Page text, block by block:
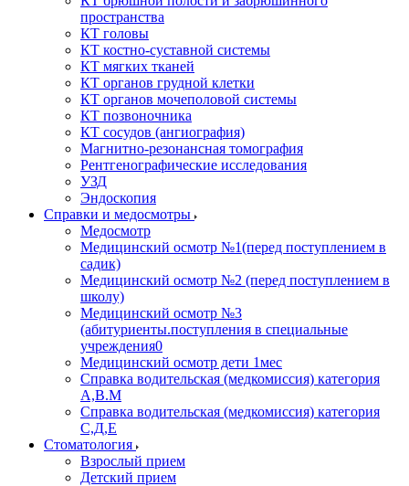
пространства
КТ головы
КТ костно-суставной системы
КТ мягких тканей
КТ органов грудной клетки
КТ органов мочеполовой системы
КТ позвоночника
КТ сосудов (ангиография)
Магнитно-резонансная томография
Рентгенографические исследования
УЗД
Эндоскопия
Справки и медосмотры
Медосмотр
Медицинский осмотр №1(перед поступлением в
садик)
Медицинский осмотр №2 (перед поступлением в
школу)
Медицинский осмотр №3
(абитуриенты.поступления в специальные
учреждения0
Медицинский осмотр дети 1мес
Справка водительская (медкомиссия) категория
А,В.М
Справка водительская (медкомиссия) категория
С,Д,Е
Стоматология
Взрослый прием
Детский прием